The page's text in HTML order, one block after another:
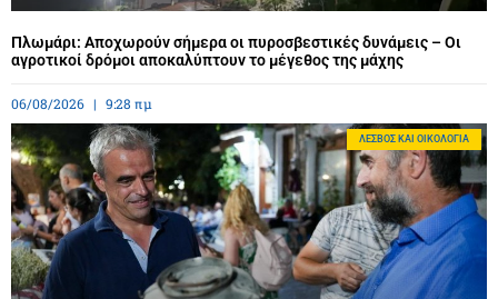
Πλωμάρι: Αποχωρούν σήμερα οι πυροσβεστικές δυνάμεις – Οι
αγροτικοί δρόμοι αποκαλύπτουν το μέγεθος της μάχης
06/08/2026 9:28 πμ
ΛΈΣΒΟΣ ΚΑΙ ΟΙΚΟΛΟΓΊΑ